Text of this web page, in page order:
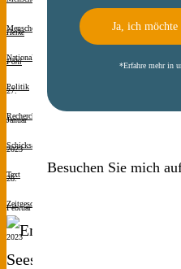
Menschen(s)kinder
Nationalsozialismus
Politik
Recherche
Schicksale
Text
Zeitgeschichte
Heike
Pohl
27.
Januar
2023
28.
Februar
2023
*Erfahre mehr in
Besuchen Sie mich